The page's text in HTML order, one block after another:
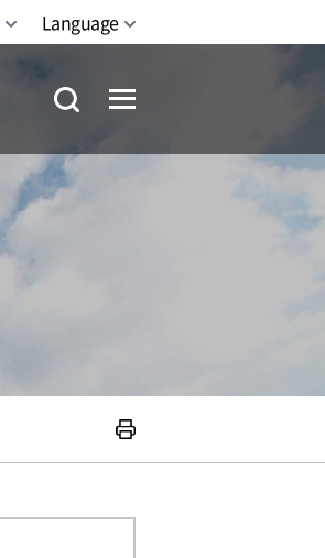
Language